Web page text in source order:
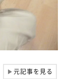
▶元記事を見る